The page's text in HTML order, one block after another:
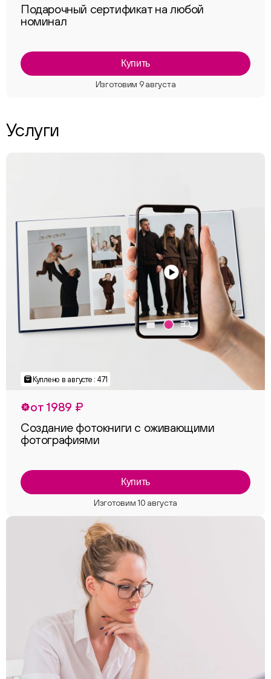
Подарочный сертификат на любой
номинал
Купить
Услуги
Куплено в августе : 471
от 1989 ₽
Создание фотокниги с оживающими
фотографиями
Купить